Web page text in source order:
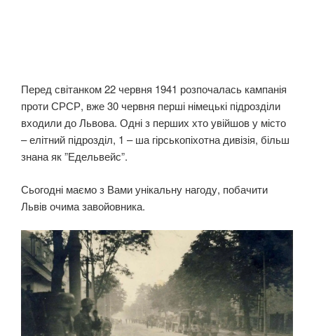
Перед світанком 22 червня 1941 розпочалась кампанія
проти СРСР, вже 30 червня перші німецькі підрозділи
входили до Львова. Одні з перших хто увійшов у місто
– елітний підрозділ, 1 – ша гірськопіхотна дивізія, більш
знана як ”Едельвейс”.
Сьогодні маємо з Вами унікальну нагоду, побачити
Львів очима завойовника.